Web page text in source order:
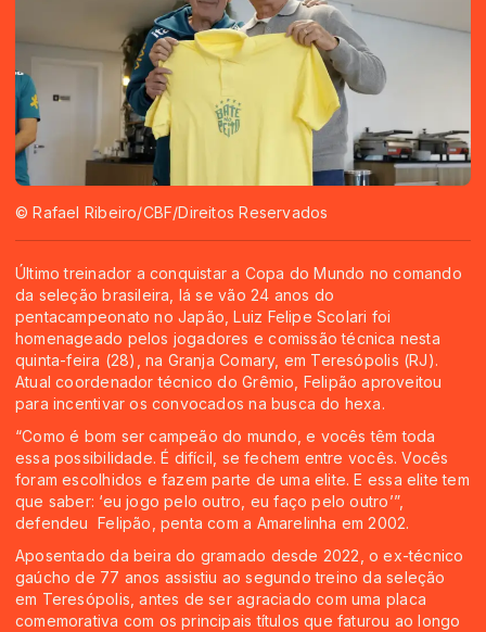
© Rafael Ribeiro/CBF/Direitos Reservados
Último treinador a conquistar a Copa do Mundo no comando
da seleção brasileira, lá se vão 24 anos do
pentacampeonato no Japão, Luiz Felipe Scolari foi
homenageado pelos jogadores e comissão técnica nesta
quinta-feira (28), na Granja Comary, em Teresópolis (RJ).
Atual coordenador técnico do Grêmio, Felipão aproveitou
para incentivar os convocados na busca do hexa.
“Como é bom ser campeão do mundo, e vocês têm toda
essa possibilidade. É difícil, se fechem entre vocês. Vocês
foram escolhidos e fazem parte de uma elite. E essa elite tem
que saber: ‘eu jogo pelo outro, eu faço pelo outro’”,
defendeu Felipão, penta com a Amarelinha em 2002.
Aposentado da beira do gramado desde 2022, o ex-técnico
gaúcho de 77 anos assistiu ao segundo treino da seleção
em Teresópolis, antes de ser agraciado com uma placa
comemorativa com os principais títulos que faturou ao longo